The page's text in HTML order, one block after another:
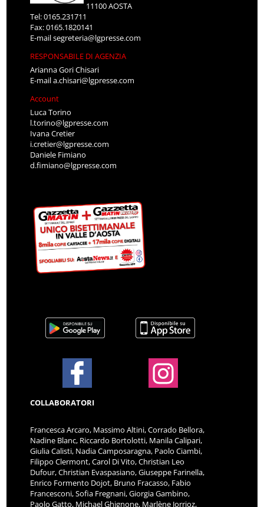
11100 AOSTA
Tel: 0165.231711
Fax: 0165.1820141
E-mailsegreteria@lgpresse.com
RESPONSABILE DI AGENZIA
Arianna Gori Chisari
E-maila.chisari@lgpresse.com
Account
Luca Torino
l.torino@lgpresse.com
Ivana Cretier
i.cretier@lgpresse.com
Daniele Fimiano
d.fimiano@lgpresse.com
COLLABORATORI
Francesca Arcaro, Massimo Altini, Corrado Bellora,
Nadine Blanc, Riccardo Bortolotti, Manila Calipari,
Giulia Calisti, Nadia Camposaragna, Paolo Ciambi,
Filippo Clermont, Carol Di Vito, Christian Leo
Dufour, Christian Evaspasiano, Giuseppe Farinella,
Enrico Formento Dojot, Bruno Fracasso, Fabio
Francesconi, Sofia Fregnani, Giorgia Gambino,
Paolo Gatto, Michael Ghignone, Marlène Jorrioz,